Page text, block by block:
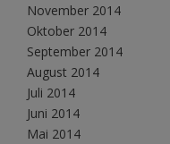
November 2014
Oktober 2014
September 2014
August 2014
Juli 2014
Juni 2014
Mai 2014